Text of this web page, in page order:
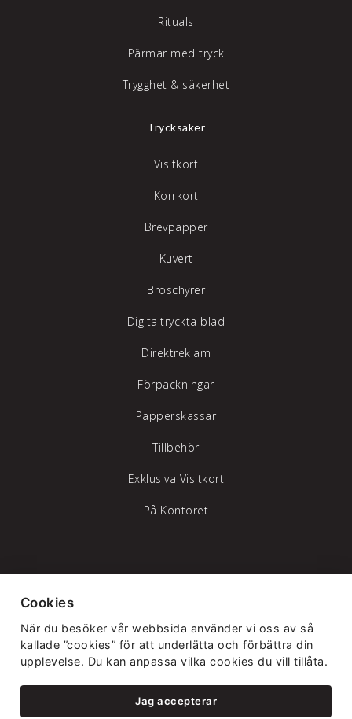
Rituals
Pärmar med tryck
Trygghet & säkerhet
Trycksaker
Visitkort
Korrkort
Brevpapper
Kuvert
Broschyrer
Digitaltryckta blad
Direktreklam
Förpackningar
Papperskassar
Tillbehör
Exklusiva Visitkort
På Kontoret
Gamledammvägen 11 302 41 Halmstad
Cookies
När du besöker vår webbsida använder vi oss av så
kallade ”cookies” för att underlätta och förbättra din
upplevelse. Du kan anpassa vilka cookies du vill tillåta.
Jag accepterar